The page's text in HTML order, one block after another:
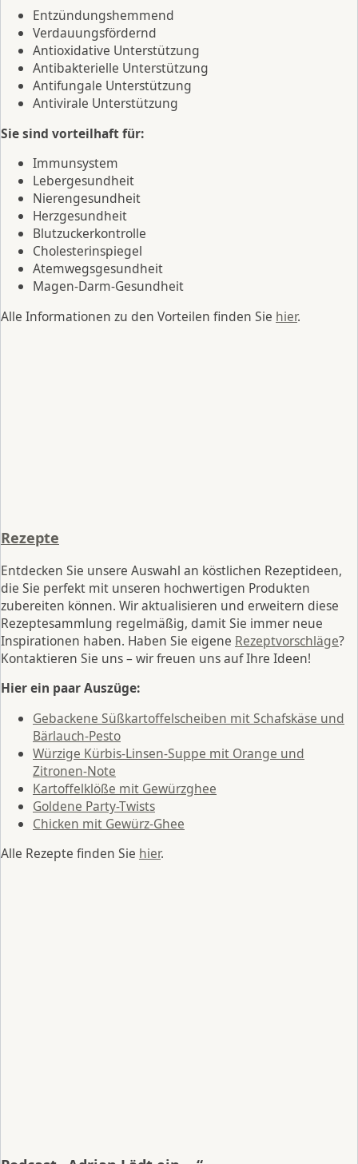
Entzündungshemmend
Verdauungsfördernd
Antioxidative Unterstützung
Antibakterielle Unterstützung
Antifungale Unterstützung
Antivirale Unterstützung
Sie sind vorteilhaft für:
Immunsystem
Lebergesundheit
Nierengesundheit
Herzgesundheit
Blutzuckerkontrolle
Cholesterinspiegel
Atemwegsgesundheit
Magen-Darm-Gesundheit
Alle Informationen zu den Vorteilen finden Sie hier.
Rezepte
Entdecken Sie unsere Auswahl an köstlichen Rezeptideen,
die Sie perfekt mit unseren hochwertigen Produkten
zubereiten können. Wir aktualisieren und erweitern diese
Rezeptesammlung regelmäßig, damit Sie immer neue
Inspirationen haben. Haben Sie eigene Rezeptvorschläge?
Kontaktieren Sie uns – wir freuen uns auf Ihre Ideen!
Hier ein paar Auszüge:
Gebackene Süßkartoffelscheiben mit Schafskäse und
Bärlauch-Pesto
Würzige Kürbis-Linsen-Suppe mit Orange und
Zitronen-Note
Kartoffelklöße mit Gewürzghee
Goldene Party-Twists
Chicken mit Gewürz-Ghee
Alle Rezepte finden Sie hier.